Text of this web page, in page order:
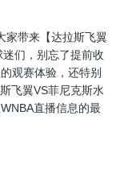
家带来【达拉斯飞翼
们，别忘了提前收
观赛体验，还特别
飞翼VS菲尼克斯水
直播信息的最